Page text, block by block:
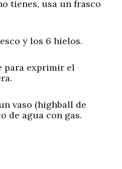
tienes, usa un frasco
y los 6 hielos.
para exprimir el
vaso (highball de
de agua con gas.